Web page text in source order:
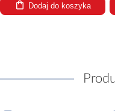
Dodaj do koszyka